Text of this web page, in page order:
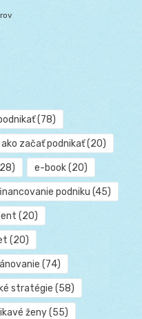
(78)
ako začať podnikať(20)
e-book(20)
podniku (45)
(20)
(20)
(74)
stratégie (58)
ženy(55)